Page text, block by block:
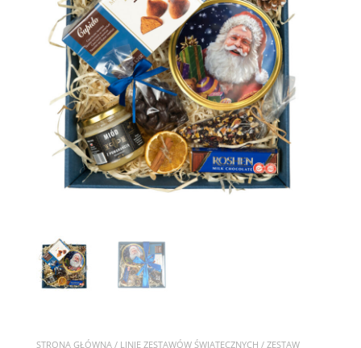
STRONA GŁÓWNA/ LINIE ZESTAWÓW ŚWIĄTECZNYCH / ZESTAW